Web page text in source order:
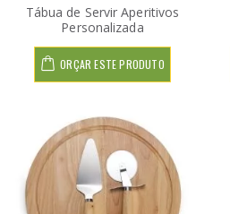
Tábua de Servir Aperitivos
Personalizada
ORÇAR ESTE PRODUTO